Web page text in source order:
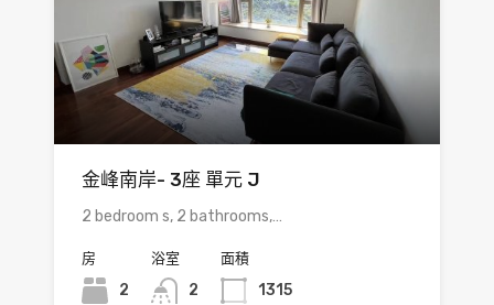
金峰南岸- 3座 單元 J
2 bedroom s, 2 bathrooms,…
房
2
浴室
2
面積
1315